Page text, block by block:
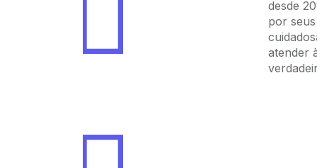
desde
por
atender